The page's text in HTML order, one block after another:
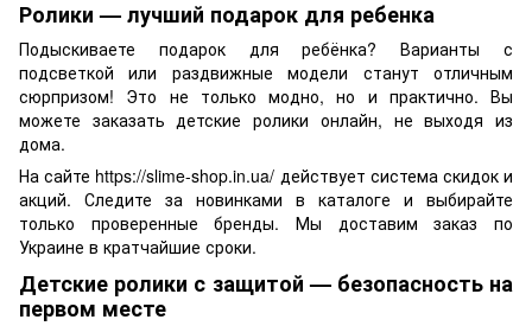
Ролики — лучший подарок для ребенка
Подыскиваете подарок для ребёнка? Варианты с
подсветкой или раздвижные модели станут отличным
сюрпризом! Это не только модно, но и практично. Вы
можете заказать детские ролики онлайн, не выходя из
дома.
На сайте https://slime-shop.in.ua/ действует система скидок и
акций. Следите за новинками в каталоге и выбирайте
только проверенные бренды. Мы доставим заказ по
Украине в кратчайшие сроки.
Детские ролики с защитой — безопасность на
первом месте